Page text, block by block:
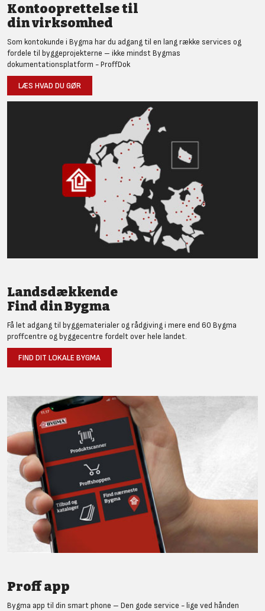
Kontooprettelse til
din virksomhed
Som kontokunde i Bygma har du adgang til en lang række services og
fordele til byggeprojekterne – ikke mindst Bygmas
dokumentationsplatform - ProffDok
LÆS HVAD DU GØR
Landsdækkende
Find din Bygma
Få let adgang til byggematerialer og rådgiving i mere end 60 Bygma
proffcentre og byggecentre fordelt over hele landet.
FIND DIT LOKALE BYGMA
Proff app
Bygma app til din smart phone – Den gode service - lige ved hånden